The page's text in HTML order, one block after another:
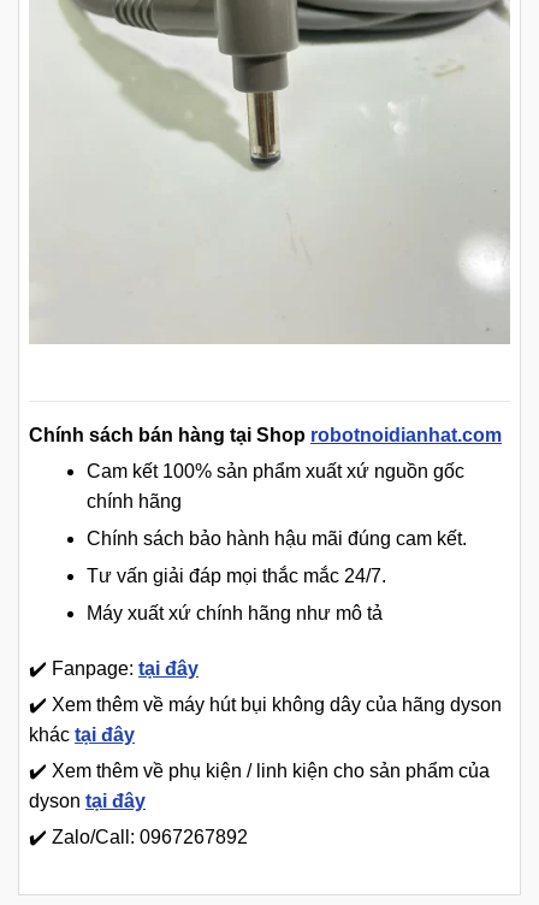
Chính sách bán hàng tại Shop robotnoidianhat.com
Cam kết 100% sản phẩm xuất xứ nguồn gốc
chính hãng
Chính sách bảo hành hậu mãi đúng cam kết.
Tư vấn giải đáp mọi thắc mắc 24/7.
Máy xuất xứ chính hãng như mô tả
✔️ Fanpage: tại đây
✔️ Xem thêm về máy hút bụi không dây của hãng dyson
khác tại đây
✔️ Xem thêm về phụ kiện / linh kiện cho sản phẩm của
dyson tại đây
✔️ Zalo/Call: 0967267892